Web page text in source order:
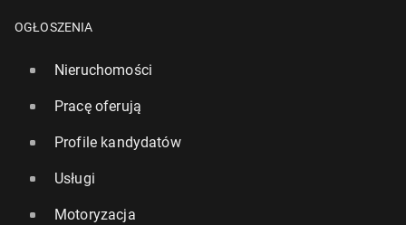
OGŁOSZENIA
Nieruchomości
Pracę oferują
Profile kandydatów
Usługi
Motoryzacja